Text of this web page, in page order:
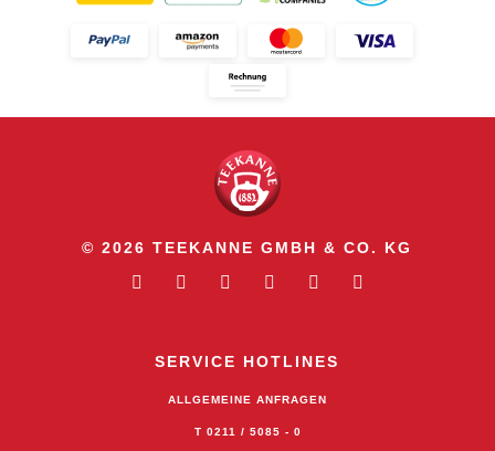
© 2026 TEEKANNE GMBH & CO. KG
SERVICE HOTLINES
ALLGEMEINE ANFRAGEN
T 0211 / 5085 - 0